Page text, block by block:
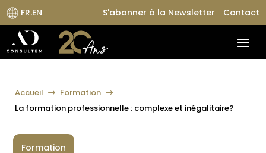
FR.EN S'abonner à la Newsletter Contact
Accueil $ Formation $
La formation professionnelle : complexe et inégalitaire?
Formation